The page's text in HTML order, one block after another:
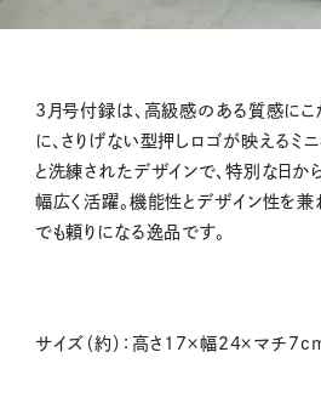
3月号付録は、高級感のある質感に
に、さりげない型押しロゴが映えるミ
と洗練されたデザインで、特別な日か
幅広く活躍。機能性とデザイン性を兼
でも頼りになる逸品です。
サイズ（約）：高さ17×幅24×マチ7cm